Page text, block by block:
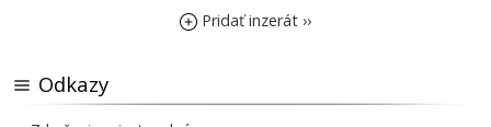
Pridať inzerát ››
Odkazy